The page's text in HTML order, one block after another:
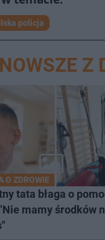
policja
Z
O ZDROWIE
tata błaga o
mamy środków